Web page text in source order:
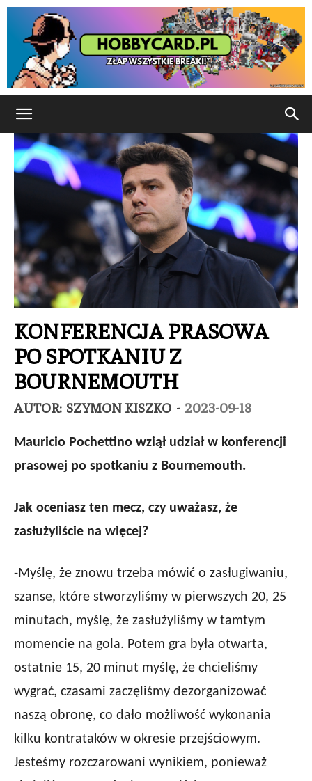
KONFERENCJA PRASOWA
PO SPOTKANIU Z
BOURNEMOUTH
AUTOR: SZYMON KISZKO - 2023-09-18
Mauricio Pochettino wziął udział w konferencji
prasowej po spotkaniu z Bournemouth.
Jak oceniasz ten mecz, czy uważasz, że
zasłużyliście na więcej?
-Myślę, że znowu trzeba mówić o zasługiwaniu,
szanse, które stworzyliśmy w pierwszych 20, 25
minutach, myślę, że zasłużyliśmy w tamtym
momencie na gola. Potem gra była otwarta,
ostatnie 15, 20 minut myślę, że chcieliśmy
wygrać, czasami zaczęliśmy dezorganizować
naszą obronę, co dało możliwość wykonania
kilku kontrataków w okresie przejściowym.
Jesteśmy rozczarowani wynikiem, ponieważ